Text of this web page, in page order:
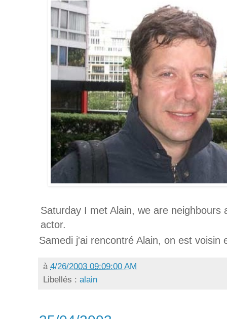
Saturday I met Alain, we are
actor.
Samedi j'ai rencontré Alain, on est
à 4/26/2003 09:09:00 AM
Libellés : alain